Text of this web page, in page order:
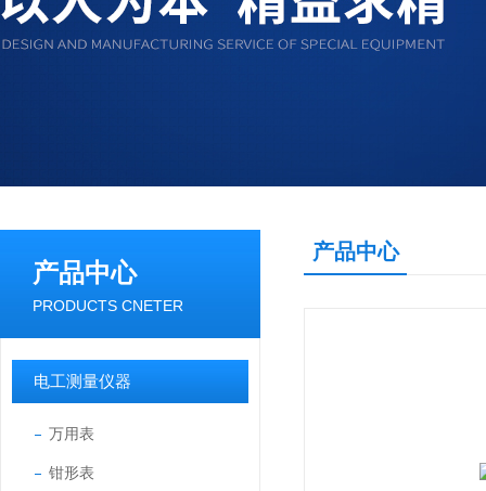
产品中心
PRODUCTS CNETER
电工测量仪器
万用表
钳形表
产品中心